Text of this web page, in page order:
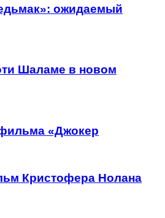
ожидаемый
Шаламе в новом
«Джокер
Кристофера Нолана